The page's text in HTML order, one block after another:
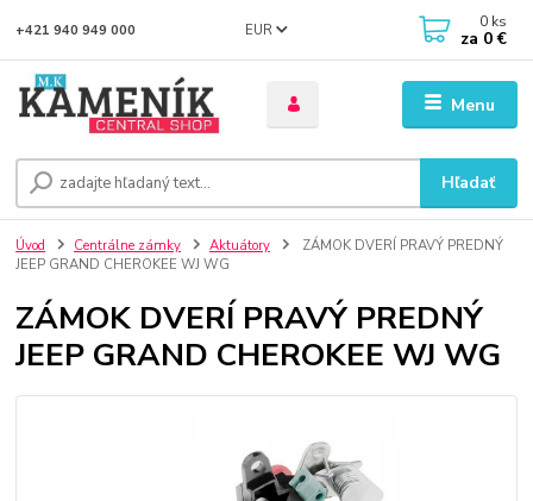
Menu
EUR
Hľadať
+421 940 949 000 0 ks
za 0 €
Úvod Centrálne zámky Aktuátory
ZÁMOK DVERÍ PRAVÝ PREDNÝ
JEEP GRAND CHEROKEE WJ WG
ZÁMOK DVERÍ PRAVÝ PREDNÝ
JEEP GRAND CHEROKEE WJ WG